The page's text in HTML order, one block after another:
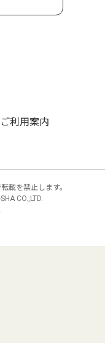
利用案内
載を禁止します。
CO.,LTD.